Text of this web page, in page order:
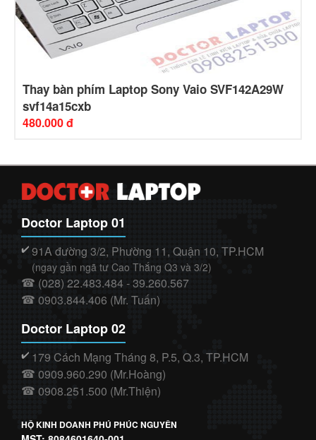
Thay bàn phím Laptop Sony Vaio SVF142A29W
svf14a15cxb
480.000 đ
Doctor Laptop 01
✔️ 91A đường 3/2, Phường 11, Quận 10, TP.HCM
(ngay gần ngã tư Cao Thắng Q3 và 3/2)
☎ (028) 22.483.484 - 39.260.567
☎ 0903.844.406 (Mr. Tuấn)
Doctor Laptop 02
✔️ 179 Cách Mạng Tháng 8, P.5, Q.3, TP.HCM
☎ 0909.960.290 (Mr.Hoàng)
☎ 0908.251.500 (Mr.Thiện)
HỘ KINH DOANH PHÚ PHÚC NGUYÊN